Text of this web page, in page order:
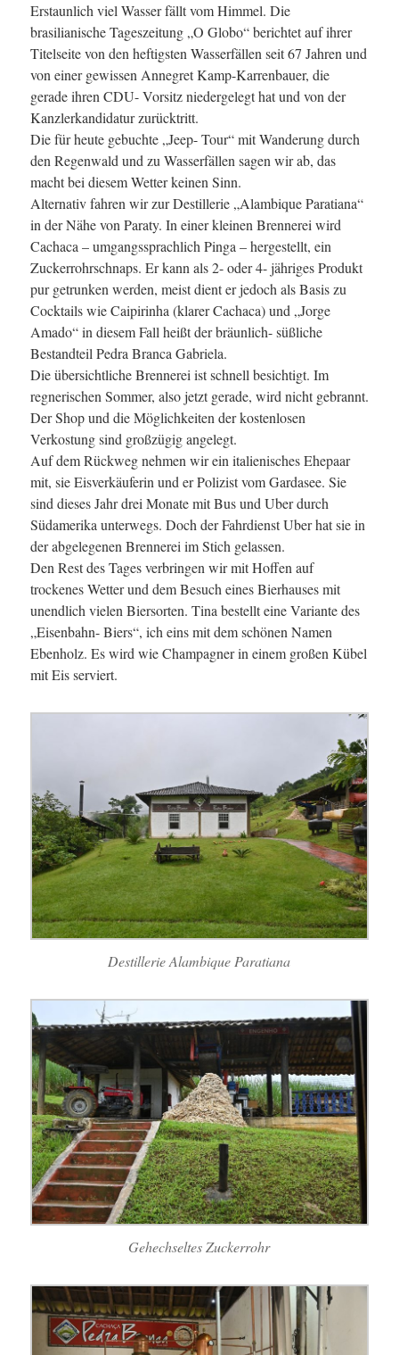
Erstaunlich viel Wasser fällt vom Himmel. Die
brasilianische Tageszeitung „O Globo“ berichtet auf ihrer
Titelseite von den heftigsten Wasserfällen seit 67 Jahren und
von einer gewissen Annegret Kamp-Karrenbauer, die
gerade ihren CDU- Vorsitz niedergelegt hat und von der
Kanzlerkandidatur zurücktritt.
Die für heute gebuchte „Jeep- Tour“ mit Wanderung durch
den Regenwald und zu Wasserfällen sagen wir ab, das
macht bei diesem Wetter keinen Sinn.
Alternativ fahren wir zur Destillerie „Alambique Paratiana“
in der Nähe von Paraty. In einer kleinen Brennerei wird
Cachaca – umgangssprachlich Pinga – hergestellt, ein
Zuckerrohrschnaps. Er kann als 2- oder 4- jähriges Produkt
pur getrunken werden, meist dient er jedoch als Basis zu
Cocktails wie Caipirinha (klarer Cachaca) und „Jorge
Amado“ in diesem Fall heißt der bräunlich- süßliche
Bestandteil Pedra Branca Gabriela.
Die übersichtliche Brennerei ist schnell besichtigt. Im
regnerischen Sommer, also jetzt gerade, wird nicht gebrannt.
Der Shop und die Möglichkeiten der kostenlosen
Verkostung sind großzügig angelegt.
Auf dem Rückweg nehmen wir ein italienisches Ehepaar
mit, sie Eisverkäuferin und er Polizist vom Gardasee. Sie
sind dieses Jahr drei Monate mit Bus und Uber durch
Südamerika unterwegs. Doch der Fahrdienst Uber hat sie in
der abgelegenen Brennerei im Stich gelassen.
Den Rest des Tages verbringen wir mit Hoffen auf
trockenes Wetter und dem Besuch eines Bierhauses mit
unendlich vielen Biersorten. Tina bestellt eine Variante des
„Eisenbahn- Biers“, ich eins mit dem schönen Namen
Ebenholz. Es wird wie Champagner in einem großen Kübel
mit Eis serviert.
Destillerie Alambique Paratiana
Gehechseltes Zuckerrohr